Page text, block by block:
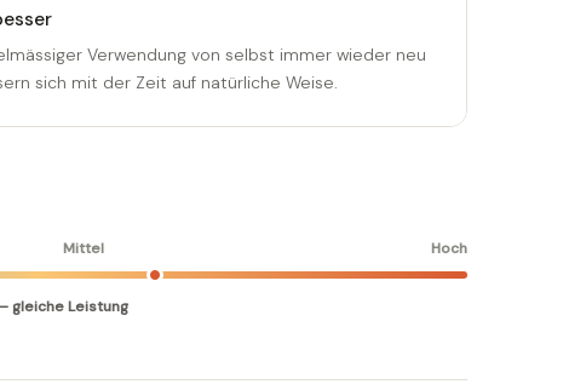
Verwendung von selbst immer wieder neu
sich mit der Zeit auf natürliche Weise.
Mittel Hoch
gleiche Leistung